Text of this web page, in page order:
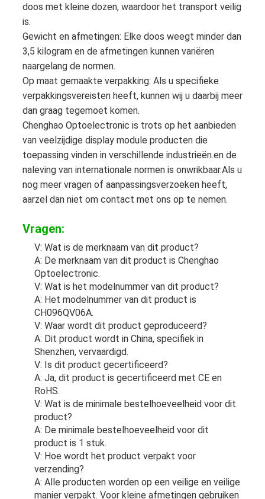
doos met kleine dozen, waardoor het transport veilig
is.
Gewicht en afmetingen: Elke doos weegt minder dan
3,5 kilogram en de afmetingen kunnen variëren
naargelang de normen.
Op maat gemaakte verpakking: Als u specifieke
verpakkingsvereisten heeft, kunnen wij u daarbij meer
dan graag tegemoet komen.
Chenghao Optoelectronic is trots op het aanbieden
van veelzijdige display module producten die
toepassing vinden in verschillende industrieën.en de
naleving van internationale normen is onwrikbaar.Als u
nog meer vragen of aanpassingsverzoeken heeft,
aarzel dan niet om contact met ons op te nemen.
Vragen:
V: Wat is de merknaam van dit product?
A: De merknaam van dit product is Chenghao
Optoelectronic.
V: Wat is het modelnummer van dit product?
A: Het modelnummer van dit product is
CH096QV06A.
V: Waar wordt dit product geproduceerd?
A: Dit product wordt in China, specifiek in
Shenzhen, vervaardigd.
V: Is dit product gecertificeerd?
A: Ja, dit product is gecertificeerd met CE en
RoHS.
V: Wat is de minimale bestelhoeveelheid voor dit
product?
A: De minimale bestelhoeveelheid voor dit
product is 1 stuk.
V: Hoe wordt het product verpakt voor
verzending?
A: Alle producten worden op een veilige en veilige
manier verpakt. Voor kleine afmetingen gebruiken